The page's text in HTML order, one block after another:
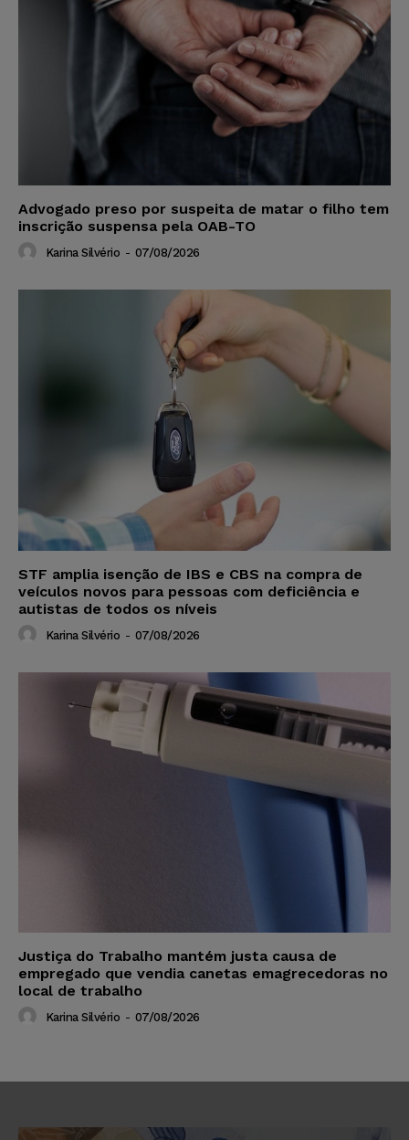
Advogado preso por suspeita de matar o filho tem
inscrição suspensa pela OAB-TO
Karina Silvério - 07/08/2026
STF amplia isenção de IBS e CBS na compra de
veículos novos para pessoas com deficiência e
autistas de todos os níveis
Karina Silvério - 07/08/2026
Justiça do Trabalho mantém justa causa de
empregado que vendia canetas emagrecedoras no
local de trabalho
Karina Silvério - 07/08/2026